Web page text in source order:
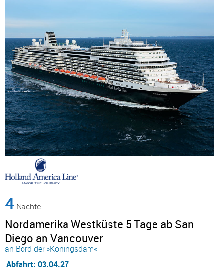
4 Nächte
Nordamerika Westküste 5 Tage ab San
Diego an Vancouver
an Bord der »Koningsdam«
Abfahrt: 03.04.27